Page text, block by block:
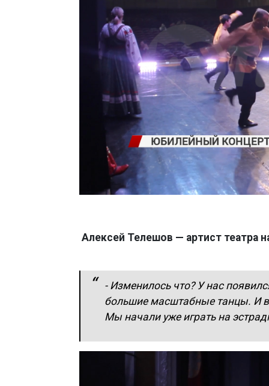
Алексей Телешов — артист театра
- Изменилось что? У нас
большие масштабные танцы. И
Мы начали уже играть на